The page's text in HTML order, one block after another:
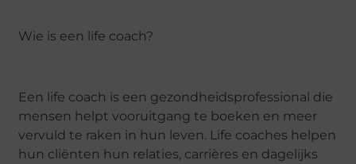
Wie is een life coach?
Een life coach is een gezondheidsprofessional die
mensen helpt vooruitgang te boeken en meer
vervuld te raken in hun leven. Life coaches helpen
hun cliënten hun relaties, carrières en dagelijks